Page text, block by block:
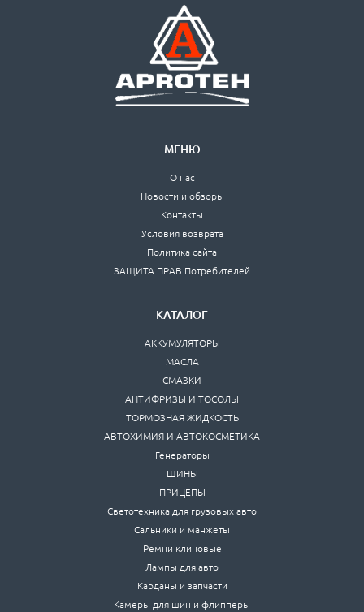
МЕНЮ
О нас
Новости и обзоры
Контакты
Условия возврата
Политика сайта
ЗАЩИТА ПРАВ Потребителей
КАТАЛОГ
АККУМУЛЯТОРЫ
МАСЛА
СМАЗКИ
АНТИФРИЗЫ И ТОСОЛЫ
ТОРМОЗНАЯ ЖИДКОСТЬ
АВТОХИМИЯ И АВТОКОСМЕТИКА
Генераторы
ШИНЫ
ПРИЦЕПЫ
Светотехника для грузовых авто
Сальники и манжеты
Ремни клиновые
Лампы для авто
Карданы и запчасти
Камеры для шин и флипперы